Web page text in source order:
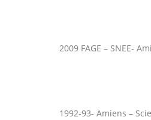
2009 FAGE – SNEE-
1992-93- Amiens –